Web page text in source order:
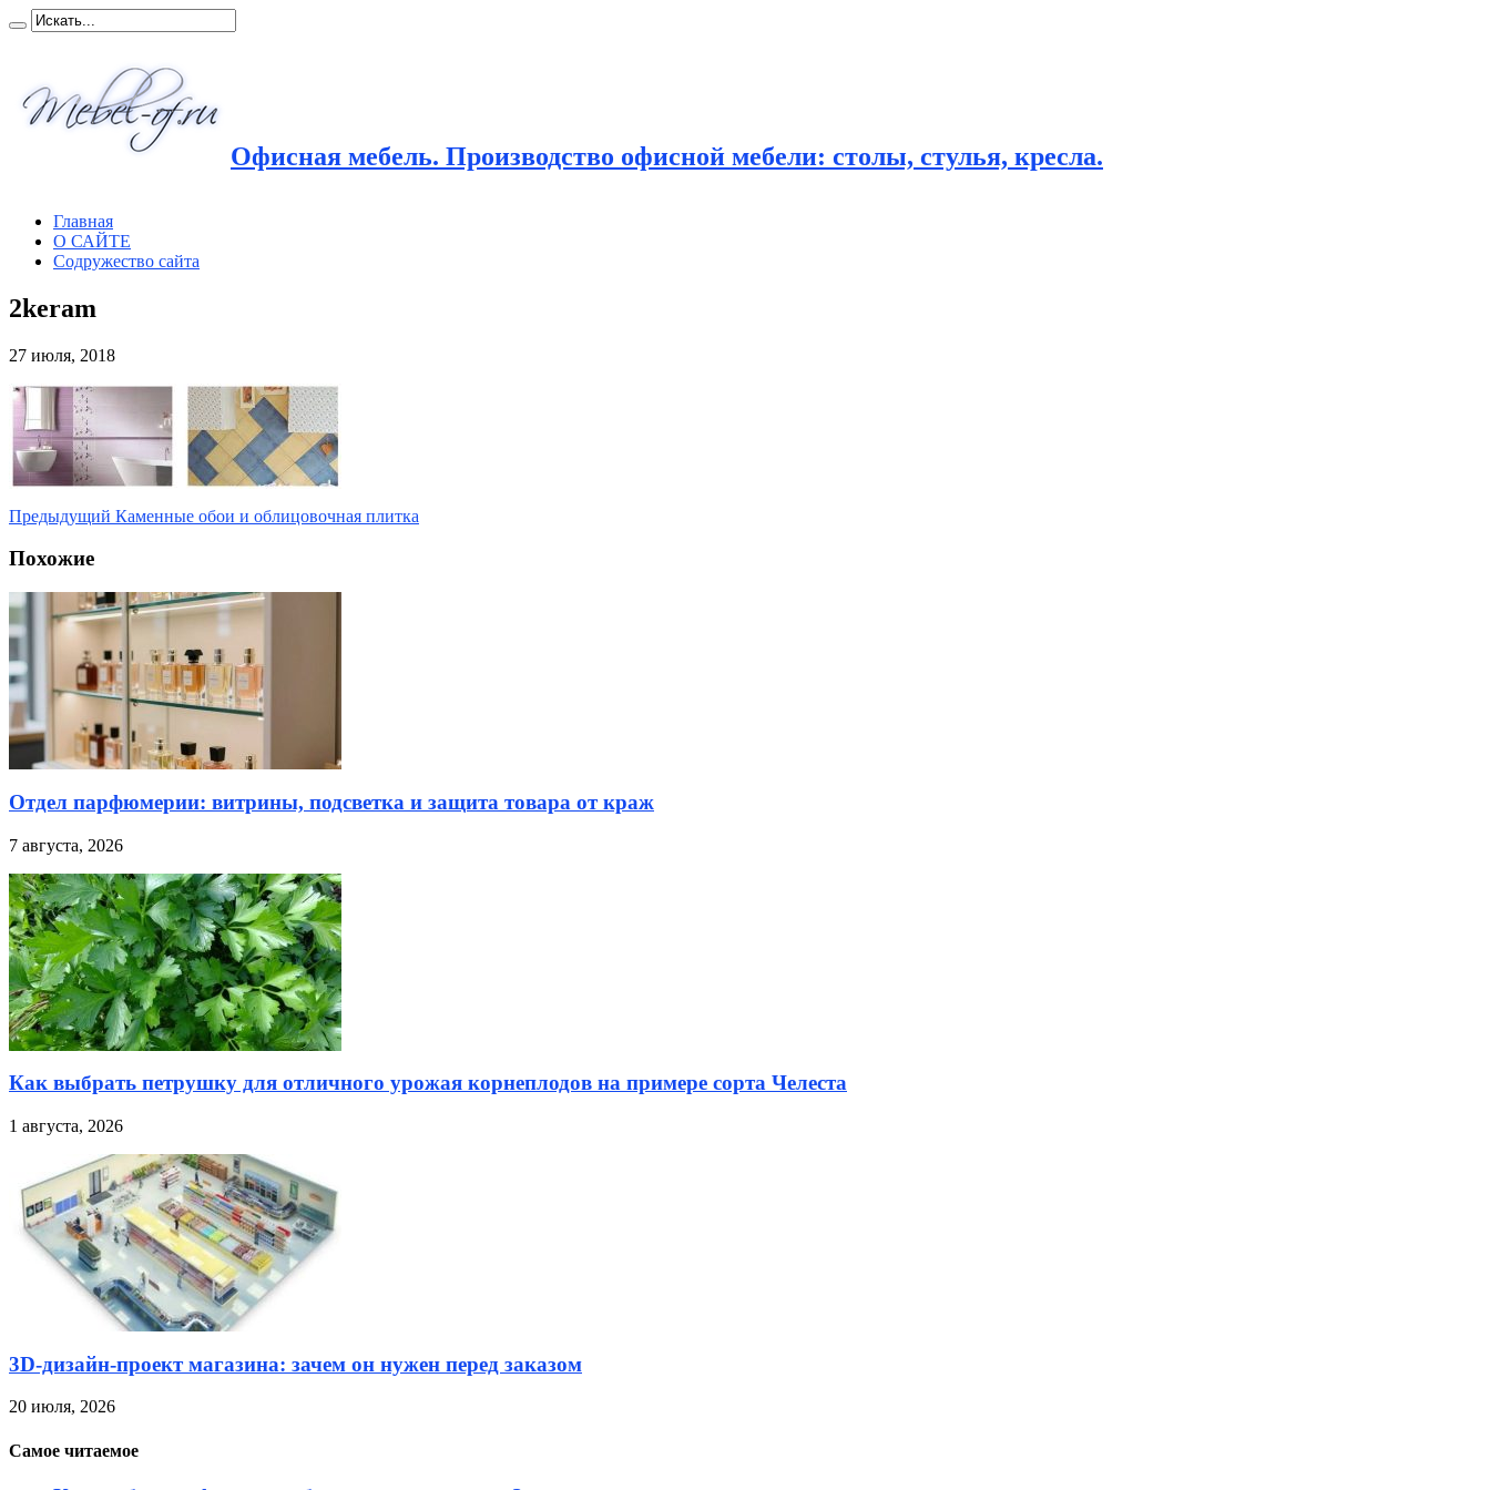
Офисная мебель. Производство офисной мебели: столы, стулья, кресла.
Главная
О САЙТЕ
Содружество сайта
2keram
27 июля, 2018
Предыдущий Каменные обои и облицовочная плитка
Похожие
Отдел парфюмерии: витрины, подсветка и защита товара от краж
7 августа, 2026
Как выбрать петрушку для отличного урожая корнеплодов на примере сорта Челеста
1 августа, 2026
3D-дизайн-проект магазина: зачем он нужен перед заказом
20 июля, 2026
Самое читаемое